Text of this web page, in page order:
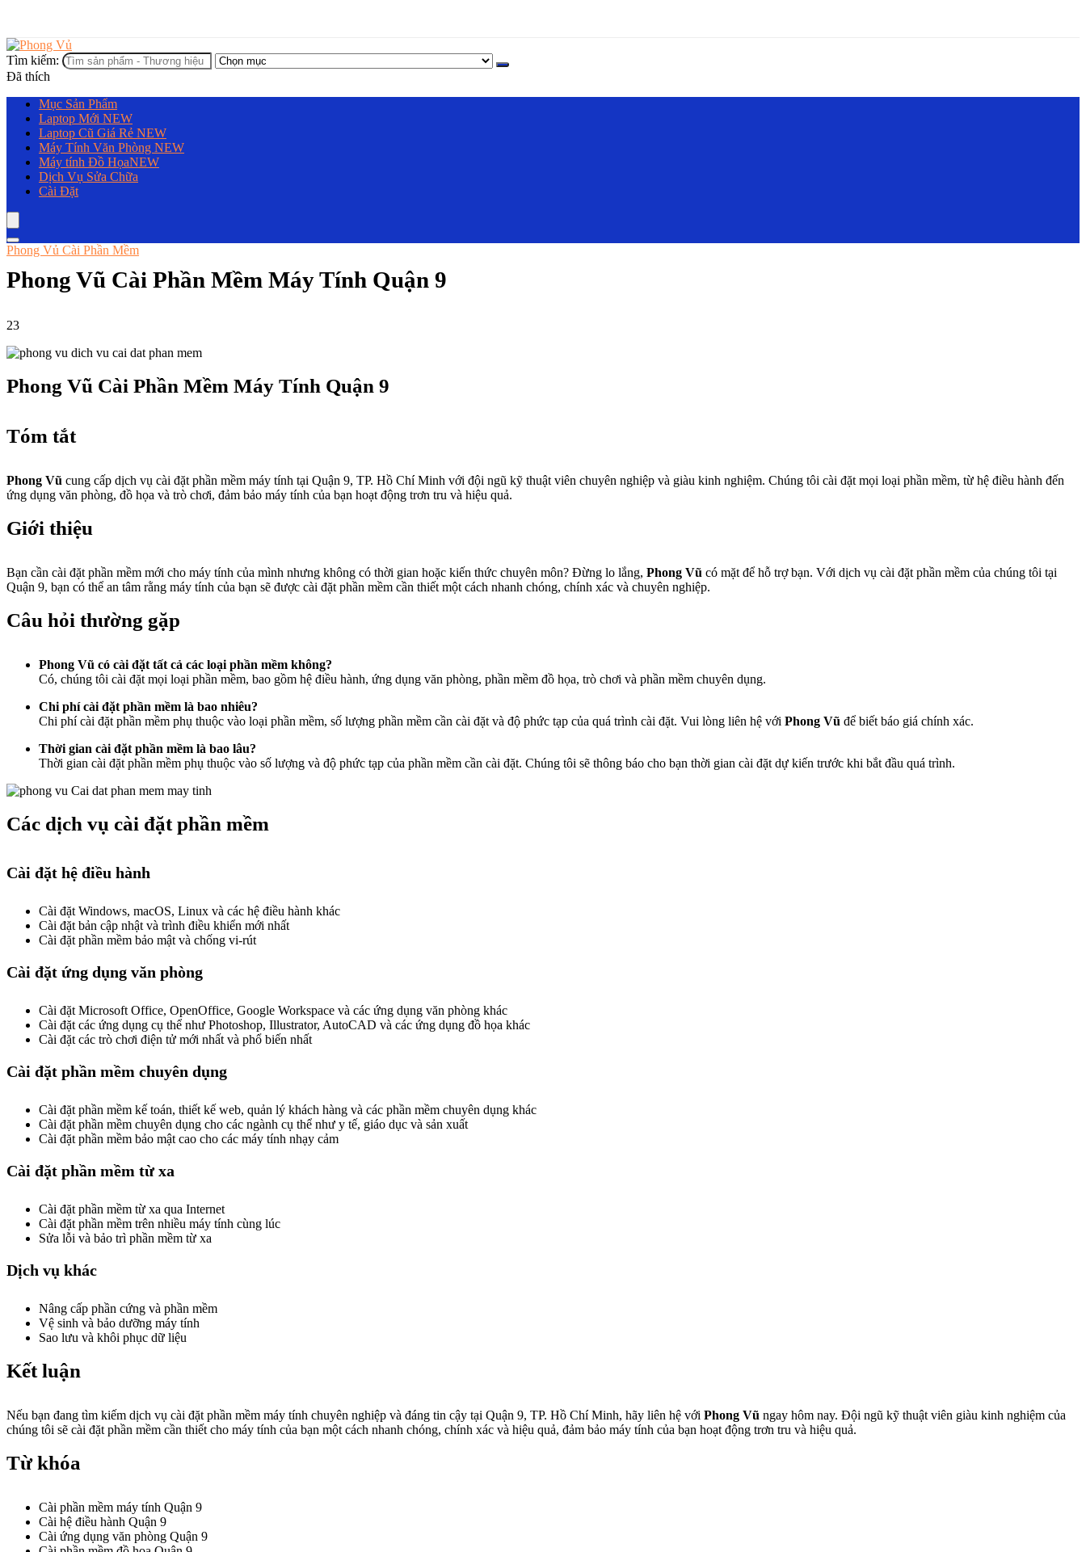
Tìm kiếm:
Đã thích
Mục Sản Phẩm
Laptop Mới NEW
Laptop Cũ Giá Rẻ NEW
Máy Tính Văn Phòng NEW
Máy tính Đồ HọaNEW
Dịch Vụ Sửa Chữa
Cài Đặt
Phong Vủ Cài Phần Mềm
Phong Vũ Cài Phần Mềm Máy Tính Quận 9
23
Phong Vũ Cài Phần Mềm Máy Tính Quận 9
Tóm tắt
Phong Vũ cung cấp dịch vụ cài đặt phần mềm máy tính tại Quận 9, TP. Hồ Chí Minh với đội ngũ kỹ thuật viên chuyên nghiệp và giàu kinh nghiệm. Chúng tôi cài đặt mọi loại phần mềm, từ hệ điều hành đến
ứng dụng văn phòng, đồ họa và trò chơi, đảm bảo máy tính của bạn hoạt động trơn tru và hiệu quả.
Giới thiệu
Bạn cần cài đặt phần mềm mới cho máy tính của mình nhưng không có thời gian hoặc kiến thức chuyên môn? Đừng lo lắng, Phong Vũ có mặt để hỗ trợ bạn. Với dịch vụ cài đặt phần mềm của chúng tôi tại
Quận 9, bạn có thể an tâm rằng máy tính của bạn sẽ được cài đặt phần mềm cần thiết một cách nhanh chóng, chính xác và chuyên nghiệp.
Câu hỏi thường gặp
Phong Vũ có cài đặt tất cả các loại phần mềm không?
Có, chúng tôi cài đặt mọi loại phần mềm, bao gồm hệ điều hành, ứng dụng văn phòng, phần mềm đồ họa, trò chơi và phần mềm chuyên dụng.
Chi phí cài đặt phần mềm là bao nhiêu?
Chi phí cài đặt phần mềm phụ thuộc vào loại phần mềm, số lượng phần mềm cần cài đặt và độ phức tạp của quá trình cài đặt. Vui lòng liên hệ với Phong Vũ để biết báo giá chính xác.
Thời gian cài đặt phần mềm là bao lâu?
Thời gian cài đặt phần mềm phụ thuộc vào số lượng và độ phức tạp của phần mềm cần cài đặt. Chúng tôi sẽ thông báo cho bạn thời gian cài đặt dự kiến ​​trước khi bắt đầu quá trình.
Các dịch vụ cài đặt phần mềm
Cài đặt hệ điều hành
Cài đặt Windows, macOS, Linux và các hệ điều hành khác
Cài đặt bản cập nhật và trình điều khiển mới nhất
Cài đặt phần mềm bảo mật và chống vi-rút
Cài đặt ứng dụng văn phòng
Cài đặt Microsoft Office, OpenOffice, Google Workspace và các ứng dụng văn phòng khác
Cài đặt các ứng dụng cụ thể như Photoshop, Illustrator, AutoCAD và các ứng dụng đồ họa khác
Cài đặt các trò chơi điện tử mới nhất và phổ biến nhất
Cài đặt phần mềm chuyên dụng
Cài đặt phần mềm kế toán, thiết kế web, quản lý khách hàng và các phần mềm chuyên dụng khác
Cài đặt phần mềm chuyên dụng cho các ngành cụ thể như y tế, giáo dục và sản xuất
Cài đặt phần mềm bảo mật cao cho các máy tính nhạy cảm
Cài đặt phần mềm từ xa
Cài đặt phần mềm từ xa qua Internet
Cài đặt phần mềm trên nhiều máy tính cùng lúc
Sửa lỗi và bảo trì phần mềm từ xa
Dịch vụ khác
Nâng cấp phần cứng và phần mềm
Vệ sinh và bảo dưỡng máy tính
Sao lưu và khôi phục dữ liệu
Kết luận
Nếu bạn đang tìm kiếm dịch vụ cài đặt phần mềm máy tính chuyên nghiệp và đáng tin cậy tại Quận 9, TP. Hồ Chí Minh, hãy liên hệ với Phong Vũ ngay hôm nay. Đội ngũ kỹ thuật viên giàu kinh nghiệm của
chúng tôi sẽ cài đặt phần mềm cần thiết cho máy tính của bạn một cách nhanh chóng, chính xác và hiệu quả, đảm bảo máy tính của bạn hoạt động trơn tru và hiệu quả.
Từ khóa
Cài phần mềm máy tính Quận 9
Cài hệ điều hành Quận 9
Cài ứng dụng văn phòng Quận 9